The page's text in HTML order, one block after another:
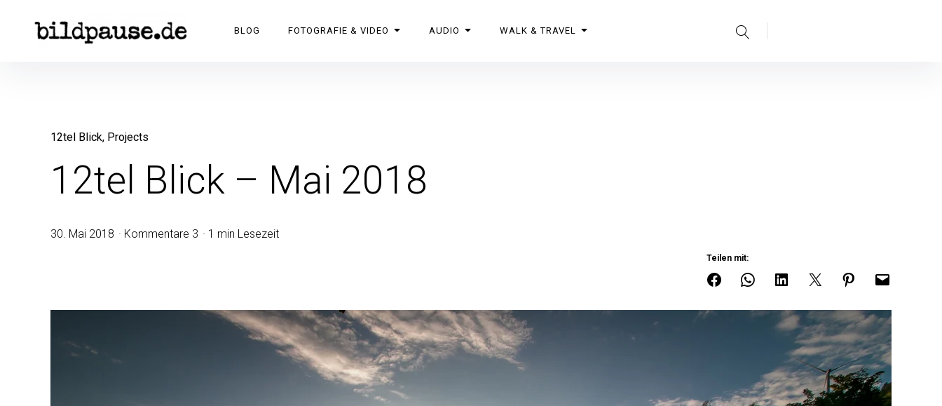
BILDPAUSE BLOG FOTOGRAFIE & VIDEO AUDIO WALK & TRAVEL
12tel Blick Projects
12tel Blick – Mai 2018
30. Mai 2018 Kommentare 3 1 min Lesezeit
Teilen mit: